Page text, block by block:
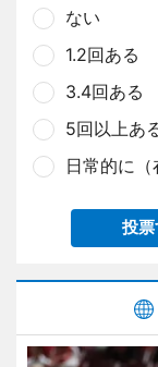
ない
1.2回ある
3.4回ある
5回以上あ
日常的に（
投票